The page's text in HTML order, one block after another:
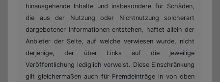
hinausgehende Inhalte und insbesondere für Schäden,
die aus der Nutzung oder Nichtnutzung solcherart
dargebotener Informationen entstehen, haftet allein der
Anbieter der Seite, auf welche verwiesen wurde, nicht
derjenige, der über Links auf die jeweilige
Veröffentlichung lediglich verweist. Diese Einschränkung
gilt gleichermaßen auch für Fremdeinträge in von oben